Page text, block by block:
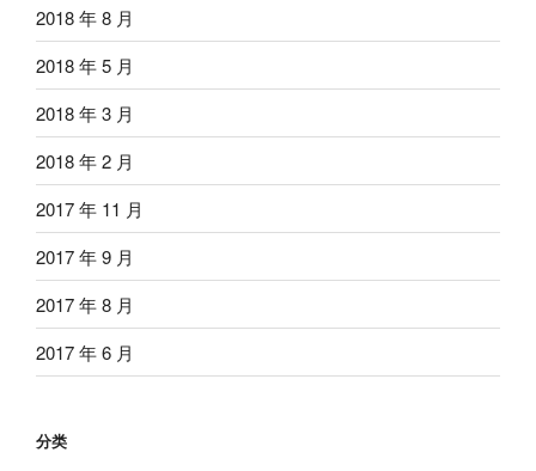
2018 年 8 月
2018 年 5 月
2018 年 3 月
2018 年 2 月
2017 年 11 月
2017 年 9 月
2017 年 8 月
2017 年 6 月
分类